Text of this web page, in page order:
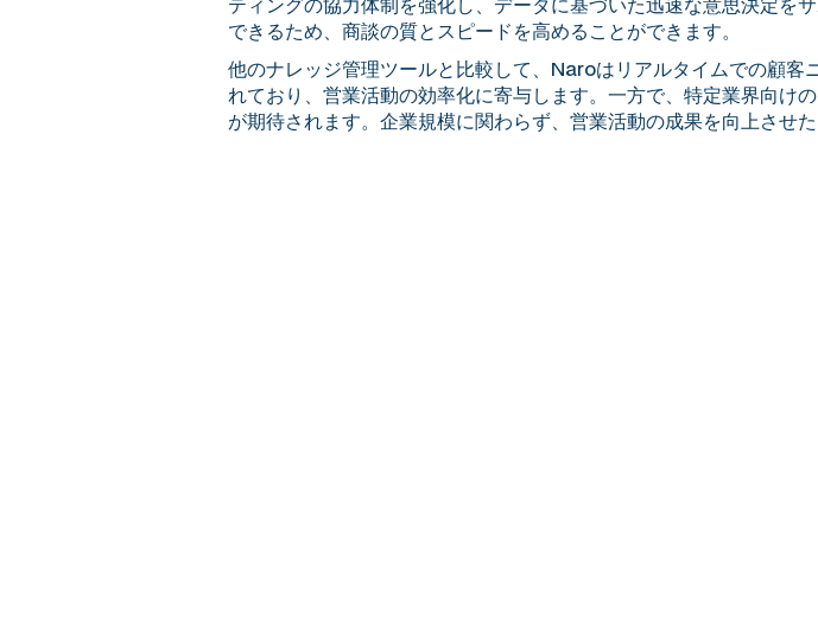
できるため、商談の質とスピードを高めることができます。
他のナレッジ管理ツールと比較して、Naroはリアルタイムでの顧
れており、営業活動の効率化に寄与します。一方で、特定業界向け
が期待されます。企業規模に関わらず、営業活動の成果を向上させ